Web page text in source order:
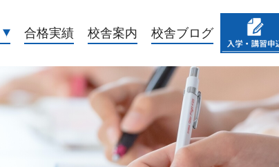
合格実績 校舎案内 校舎ブログ